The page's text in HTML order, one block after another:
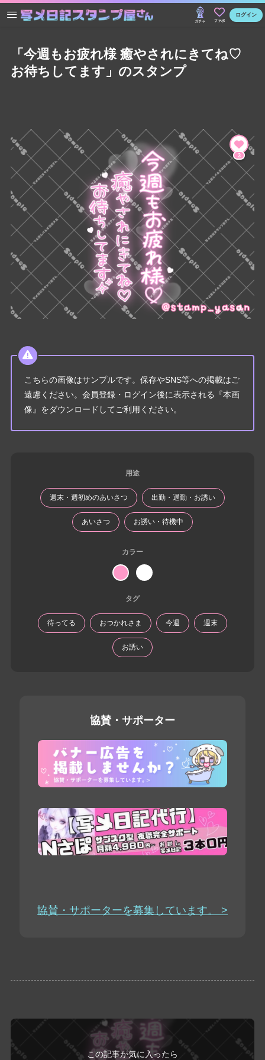
ガチャ ファボ
ログイン
「今週もお疲れ様 癒やされにきてね♡
お待ちしてます」のスタンプ
3
こちらの画像はサンプルです。保存やSNS等への掲載はご
遠慮ください。会員登録・ログイン後に表示される『本画
像』をダウンロードしてご利用ください。
用途
週末・週初めのあいさつ 出勤・退勤・お誘い
あいさつ お誘い・待機中
カラー
タグ
待ってる おつかれさま 今週 週末
お誘い
協賛・サポーター
協賛・サポーターを募集しています。 >
この記事が気に入ったら